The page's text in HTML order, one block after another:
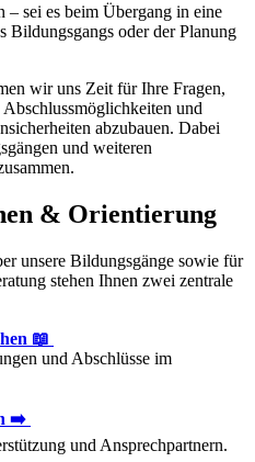
– sei es beim Übergang in eine
Bildungsgangs oder der Planung
wir uns Zeit für Ihre Fragen,
und
abzubauen. Dabei
und weiteren
& Orientierung
unsere Bildungsgänge sowie für
stehen Ihnen zwei zentrale
📖
und Abschlüsse im
➡️
und Ansprechpartnern.